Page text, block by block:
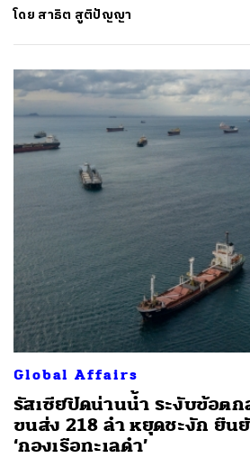
โดย สาธิต สูติปัญญา
Global Affairs
รัสเซียปิดน่านน้ำ ระงับข้อตก
ขนส่ง 218 ลำ หยุดชะงัก ยืน
‘กองเรือทะเลดํา’